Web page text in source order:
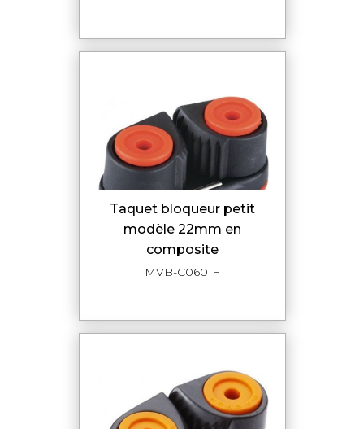
taquet bloqueur petit
modèle 22mm en
composite
MVB-C0601F